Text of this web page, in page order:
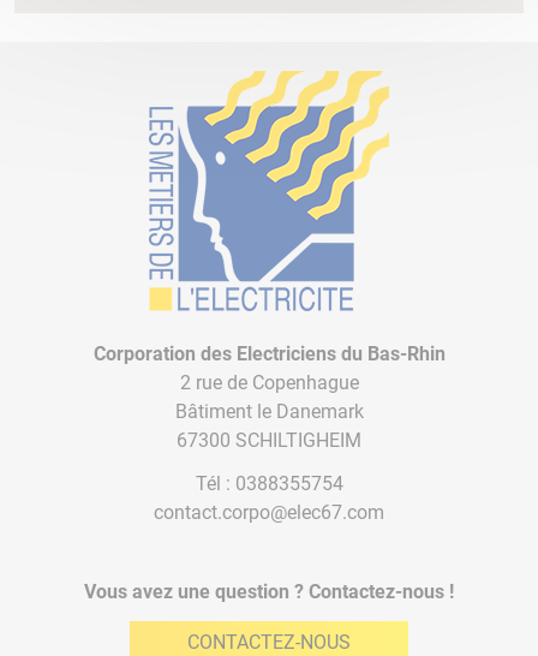
Corporation des Electriciens du Bas-Rhin
2 rue de Copenhague
Bâtiment le Danemark
67300 SCHILTIGHEIM
Tél : 0388355754
contact.corpo@elec67.com
Vous avez une question ? Contactez-nous !
CONTACTEZ-NOUS